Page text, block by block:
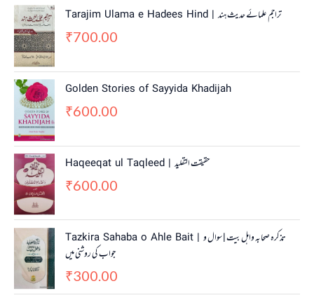
Tarajim Ulama e Hadees Hind | تراجم علمائے حديث ہند
₹700.00
Golden Stories of Sayyida Khadijah
₹600.00
Haqeeqat ul Taqleed | حقیقت التقلید
₹600.00
Tazkira Sahaba o Ahle Bait | تذکرہ صحابہ واہل بیت | سوال و
جواب کی روشنی میں
₹300.00